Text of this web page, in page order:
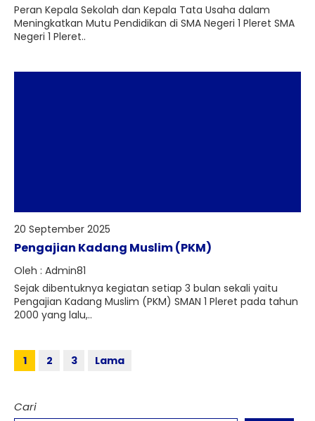
Peran Kepala Sekolah dan Kepala Tata Usaha dalam
Meningkatkan Mutu Pendidikan di SMA Negeri 1 Pleret SMA
Negeri 1 Pleret..
20 September 2025
Pengajian Kadang Muslim (PKM)
Oleh : Admin81
Sejak dibentuknya kegiatan setiap 3 bulan sekali yaitu
Pengajian Kadang Muslim (PKM) SMAN 1 Pleret pada tahun
2000 yang lalu,..
1 2 3 Lama
Cari